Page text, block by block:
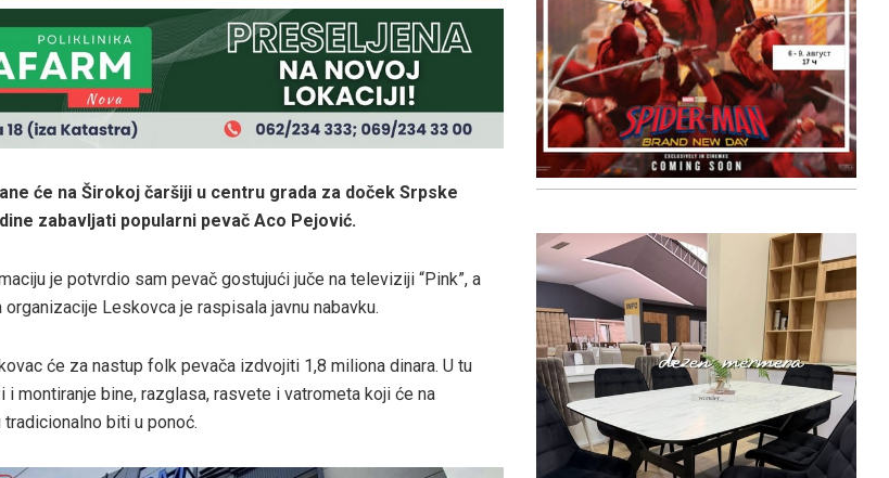
će na Širokoj čaršiji u centru grada za doček Srpske
zabavljati popularni pevač Aco Pejović.
je potvrdio sam pevač gostujući juče na televiziji “Pink”, a
organizacije Leskovca je raspisala javnu nabavku.
će za nastup folk pevača izdvojiti 1,8 miliona dinara. U tu
i montiranje bine, razglasa, rasvete i vatrometa koji će na
tradicionalno biti u ponoć.